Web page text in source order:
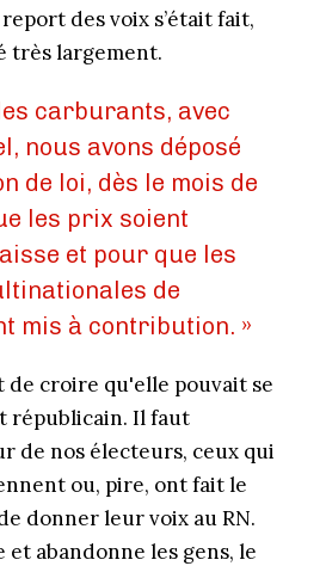
des voix s’était fait,
très largement.
carburants, avec
nous avons déposé
de loi, dès le mois de
les prix soient
et pour que les
de
mis à contribution. »
de croire qu'elle pouvait se
républicain. Il faut
de nos électeurs, ceux qui
ou, pire, ont fait le
donner leur voix au RN.
et abandonne les gens, le